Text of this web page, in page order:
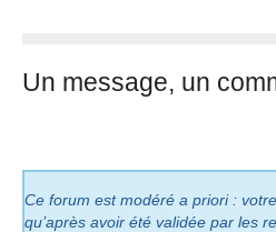
Un message, un
Ce forum est modéré a priori :
qu’après avoir été validée par les